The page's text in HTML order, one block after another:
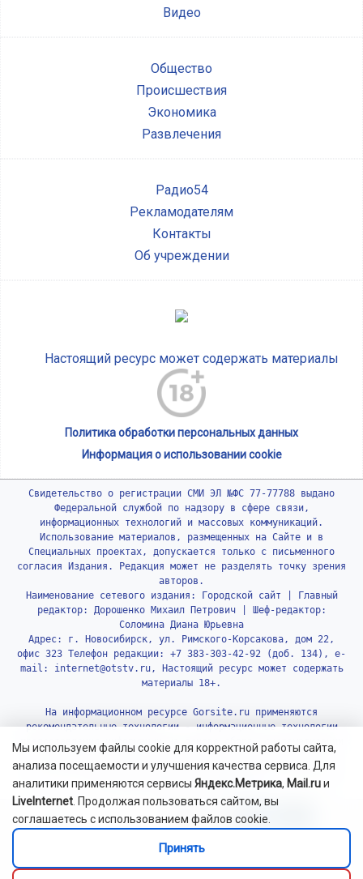
Мы используем файлы cookie для корректной работы сайта,
анализа посещаемости и улучшения качества сервиса. Для
аналитики применяются сервисы Яндекс.Метрика, Mail.ruи
LiveInternet . Продолжая пользоваться сайтом, вы
соглашаетесь с использованием файлов cookie.
Принять
Видео
Общество
Происшествия
Экономика
Развлечения
Радио54
Рекламодателям
Контакты
Об учреждении
Настоящий ресурс может содержать материалы
Политика обработки персональных данных
Информация о использовании cookie
Свидетельство о регистрации СМИ ЭЛ №ФС 77-77788 выдано
Федеральной службой по надзору в сфере связи,
информационных технологий и массовых коммуникаций.
Использование материалов, размещенных на Сайте и в
Специальных проектах, допускается только с письменного
согласия Издания. Редакция может не разделять точку зрения
авторов.
Наименование сетевого издания: Городской сайт | Главный
редактор: Дорошенко Михаил Петрович | Шеф-редактор:
Соломина Диана Юрьевна
Адрес: г. Новосибирск, ул. Римского-Корсакова, дом 22,
офис 323 Телефон редакции: +7 383-303-42-92 (доб. 134), e-
mail: internet@otstv.ru, Настоящий ресурс может содержать
материалы 18+.
На информационном ресурсе Gorsite.ru применяются
рекомендательные технологии - информационные технологии
предоставления информации на основе сбора, систематизации
и анализа сведений, относящихся к предпочтениям
пользователей сети «Интернет», находящихся на территории
Российской Федерации.Подробнее.